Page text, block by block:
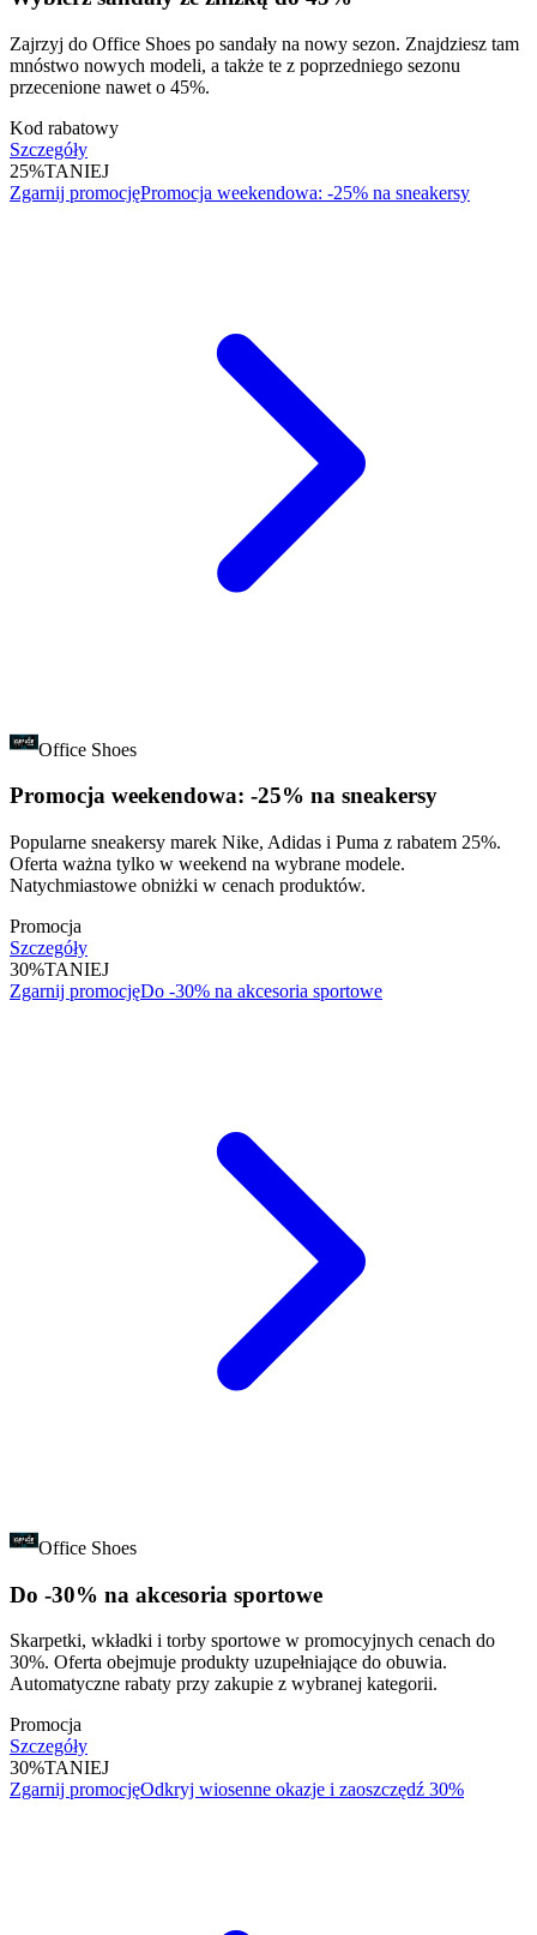
Zajrzyj do Office Shoes po sandały na nowy sezon. Znajdziesz tam
mnóstwo nowych modeli, a także te z poprzedniego sezonu
przecenione nawet o 45%.
Kod rabatowy
Szczegóły
25%TANIEJ
Zgarnij promocjęPromocja weekendowa: -25% na sneakersy
Office Shoes
Promocja weekendowa: -25% na sneakersy
Popularne sneakersy marek Nike, Adidas i Puma z rabatem 25%.
Oferta ważna tylko w weekend na wybrane modele.
Natychmiastowe obniżki w cenach produktów.
Promocja
Szczegóły
30%TANIEJ
Zgarnij promocjęDo -30% na akcesoria sportowe
Office Shoes
Do -30% na akcesoria sportowe
Skarpetki, wkładki i torby sportowe w promocyjnych cenach do
30%. Oferta obejmuje produkty uzupełniające do obuwia.
Automatyczne rabaty przy zakupie z wybranej kategorii.
Promocja
Szczegóły
30%TANIEJ
Zgarnij promocjęOdkryj wiosenne okazje i zaoszczędź 30%